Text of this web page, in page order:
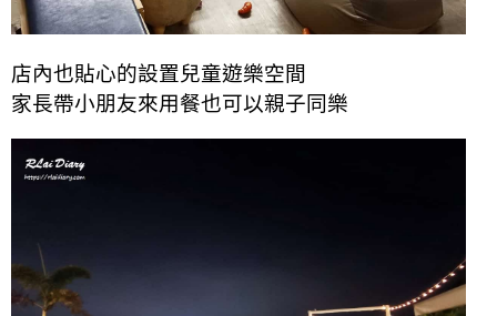
店內也貼心的設置兒童遊樂空間
家長帶小朋友來用餐也可以親子同樂